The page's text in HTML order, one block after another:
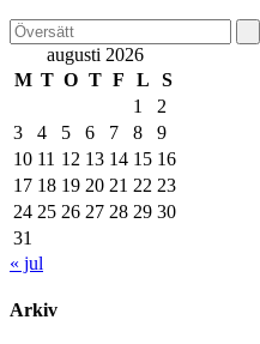
augusti 2026
M T O T F L
S
1
2
3
4 5 6 7 8
9
10 11 12 13 14 15 16
17 18 19 20 21 22 23
24 25 26 27 28 29 30
31
« jul
Arkiv